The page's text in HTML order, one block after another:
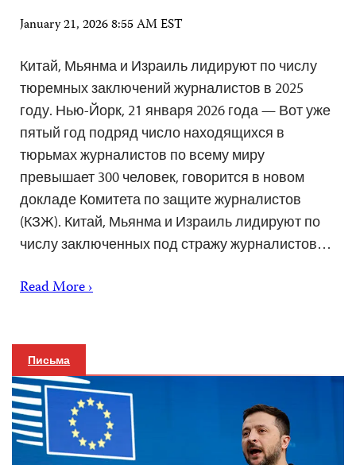
January 21, 2026 8:55 AM EST
Китай, Мьянма и Израиль лидируют по числу
тюремных заключений журналистов в 2025
году. Нью-Йорк, 21 января 2026 года — Вот уже
пятый год подряд число находящихся в
тюрьмах журналистов по всему миру
превышает 300 человек, говорится в новом
докладе Комитета по защите журналистов
(КЗЖ). Китай, Мьянма и Израиль лидируют по
числу заключенных под стражу журналистов…
Read More ›
Письма